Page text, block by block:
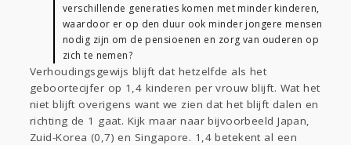
verschillende generaties komen met minder kinderen,
waardoor er op den duur ook minder jongere mensen
nodig zijn om de pensioenen en zorg van ouderen op
zich te nemen?
Verhoudingsgewijs blijft dat hetzelfde als het
geboortecijfer op 1,4 kinderen per vrouw blijft. Wat het
niet blijft overigens want we zien dat het blijft dalen en
richting de 1 gaat. Kijk maar naar bijvoorbeeld Japan,
Zuid-Korea (0,7) en Singapore. 1,4 betekent al een